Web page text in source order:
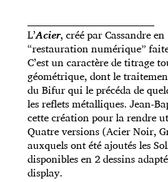
_____________________________________
L’Acier, créé par Cassandre
“restauration numérique”
C’est un caractère de titrage
géométrique, dont le
du Bifur qui le précéda de
les reflets métalliques. Jean-
cette création pour la rendre
Quatre versions (Acier Noir,
auxquels ont été ajoutés les
disponibles en 2 dessins
display.